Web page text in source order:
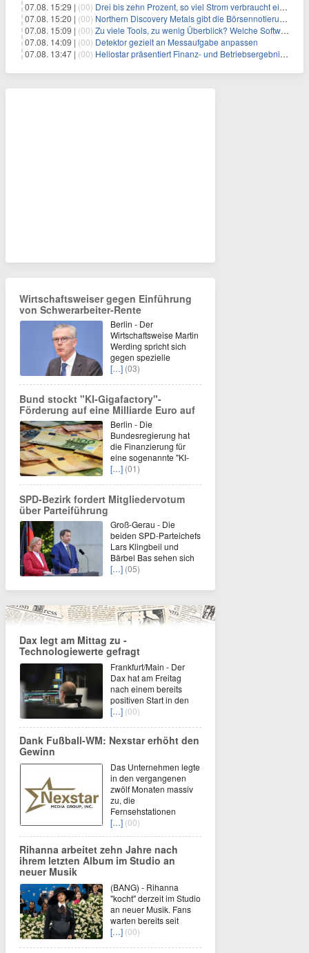
07.08. 15:29 | (00) Drei bis zehn Prozent, so viel Strom verbraucht ein Aufzug im Gebäude
07.08. 15:20 | (00) Northern Discovery Metals gibt die Börsennotierung an der Frankfurter Wertpapierbörse bekannt
07.08. 15:09 | (00) Zu viele Tools, zu wenig Überblick? Welche Software IT-Dienstleister wirklich brauchen
07.08. 14:09 | (00) Detektor gezielt an Messaufgabe anpassen
07.08. 13:47 | (00) Heliostar präsentiert Finanz- und Betriebsergebnis für das zweite Quartal 2026 mit Goldproduktion und Barreserven in Rekordhöhe
Wirtschaftsweiser gegen Einführung
von Schwerarbeiter-Rente
Berlin - Der
Wirtschaftsweise Martin
Werding spricht sich
gegen spezielle
[…] (03)
Bund stockt "KI-Gigafactory"-
Förderung auf eine Milliarde Euro auf
Berlin - Die
Bundesregierung hat
die Finanzierung für
eine sogenannte "KI-
[…] (01)
SPD-Bezirk fordert Mitgliedervotum
über Parteiführung
Groß-Gerau - Die
beiden SPD-Parteichefs
Lars Klingbeil und
Bärbel Bas sehen sich
[…] (05)
Dax legt am Mittag zu -
Technologiewerte gefragt
Frankfurt/Main - Der
Dax hat am Freitag
nach einem bereits
positiven Start in den
[…] (00)
Dank Fußball-WM: Nexstar erhöht den
Gewinn
Das Unternehmen legte
in den vergangenen
zwölf Monaten massiv
zu, die
Fernsehstationen
[…] (00)
Rihanna arbeitet zehn Jahre nach
ihrem letzten Album im Studio an
neuer Musik
(BANG) - Rihanna
"kocht" derzeit im Studio
an neuer Musik. Fans
warten bereits seit
[…] (00)